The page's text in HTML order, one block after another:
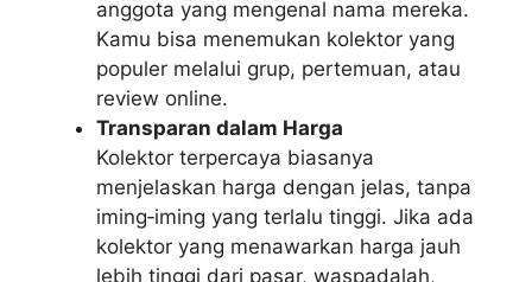
anggota yang mengenal nama mereka.
Kamu bisa menemukan kolektor yang
populer melalui grup, pertemuan, atau
review online.
Transparan dalam Harga
Kolektor terpercaya biasanya
menjelaskan harga dengan jelas, tanpa
iming‑iming yang terlalu tinggi. Jika ada
kolektor yang menawarkan harga jauh
lebih tinggi dari pasar, waspadalah,